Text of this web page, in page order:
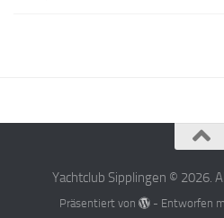
Yachtclub Sipplingen © 2026.
Präsentiert von - Entworfen